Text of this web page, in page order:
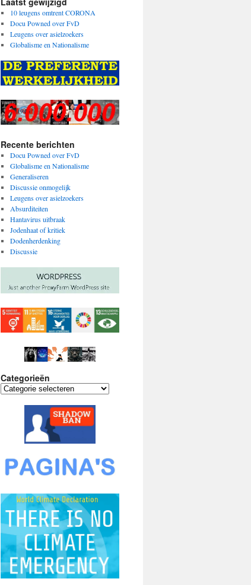
10 leugens omtrent CORONA
Docu Powned over FvD
Leugens over asielzoekers
Globalisme en Nationalisme
Recente berichten
Docu Powned over FvD
Globalisme en Nationalisme
Generaliseren
Discussie onmogelijk
Leugens over asielzoekers
Absurditeiten
Hantavirus uitbraak
Jodenhaat of kritiek
Dodenherdenking
Discussie
Categorieën
Categorieën